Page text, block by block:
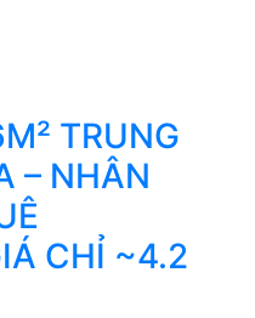
TRUNG
– NHÂN
CHỈ ~4.2